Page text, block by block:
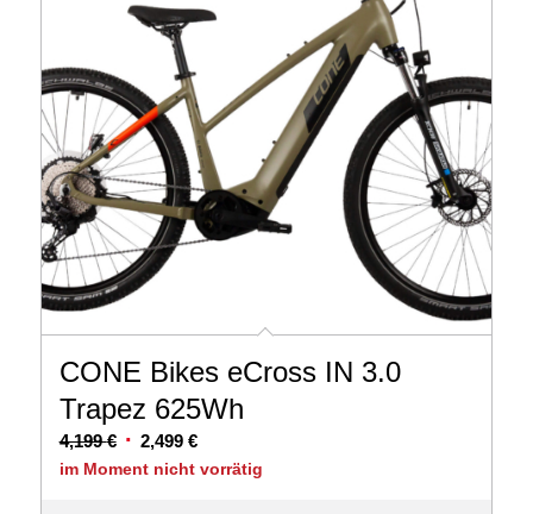
CONE Bikes eCross IN 3.0
Trapez 625Wh
4,199€ Ursprünglicher
Preis
2,499 €Aktueller
Preis
im Moment nicht vorrätig